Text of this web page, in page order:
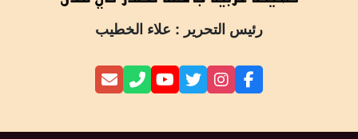
رئيس التحرير : علاء الخطيب